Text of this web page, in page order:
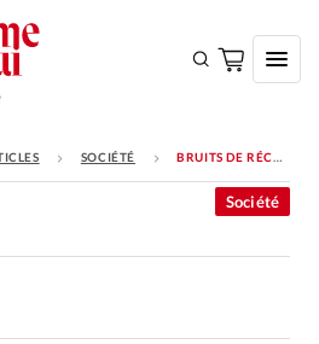
S'ABONNERSOCIÉTÉ BRUITS DE RÉCESSION: EN TANT QUE PATRON, PEUT-ON S’Y PRÉPARER?
Société